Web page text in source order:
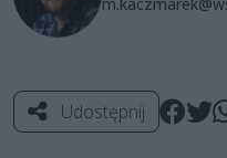
Udostępnij